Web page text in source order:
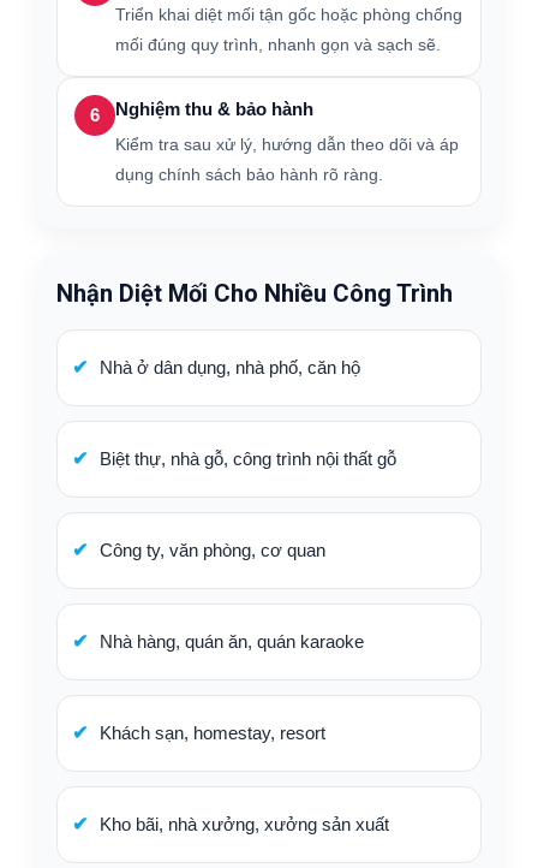
Triển khai diệt mối tận gốc hoặc phòng chống
mối đúng quy trình, nhanh gọn và sạch sẽ.
6 Nghiệm thu & bảo hành
Kiểm tra sau xử lý, hướng dẫn theo dõi và áp
dụng chính sách bảo hành rõ ràng.
Nhận Diệt Mối Cho Nhiều Công Trình
Nhà ở dân dụng, nhà phố, căn hộ
Biệt thự, nhà gỗ, công trình nội thất gỗ
Công ty, văn phòng, cơ quan
Nhà hàng, quán ăn, quán karaoke
Khách sạn, homestay, resort
Kho bãi, nhà xưởng, xưởng sản xuất